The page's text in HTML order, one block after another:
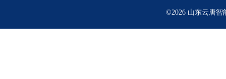
©2026 山东云唐